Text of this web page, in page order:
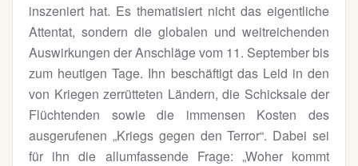
inszeniert hat. Es thematisiert nicht das eigentliche
Attentat, sondern die globalen und weitreichenden
Auswirkungen der Anschläge vom 11. September bis
zum heutigen Tage. Ihn beschäftigt das Leid in den
von Kriegen zerrütteten Ländern, die Schicksale der
Flüchtenden sowie die immensen Kosten des
ausgerufenen „Kriegs gegen den Terror“. Dabei sei
für ihn die allumfassende Frage: „Woher kommt